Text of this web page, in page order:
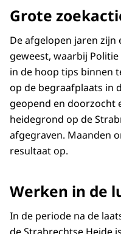
Grote
De afgelopen jaren zijn
geweest, waarbij
in de hoop tips binnen
op de begraafplaats in
geopend en doorzocht
heidegrond op de
afgegraven. Maanden
resultaat op.
Werken in de
In de periode na de